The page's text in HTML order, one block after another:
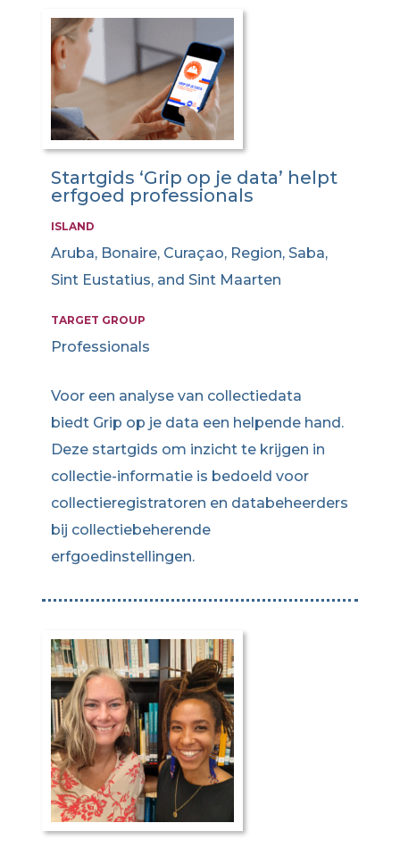
Startgids ‘Grip op je data’ helpt
erfgoed professionals
ISLAND
Aruba, Bonaire, Curaçao, Region, Saba,
Sint Eustatius, and Sint Maarten
TARGET GROUP
Professionals
Voor een analyse van collectiedata
biedt Grip op je data een helpende hand.
Deze startgids om inzicht te krijgen in
collectie-informatie is bedoeld voor
collectieregistratoren en databeheerders
bij collectiebeherende
erfgoedinstellingen.